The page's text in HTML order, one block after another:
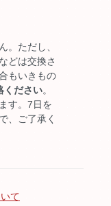
。ただし、
どは交換さ
もいきもの
ください。
す。7日を
、ご了承く
て